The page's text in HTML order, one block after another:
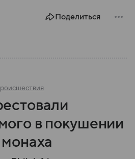
Поделиться
в покушении